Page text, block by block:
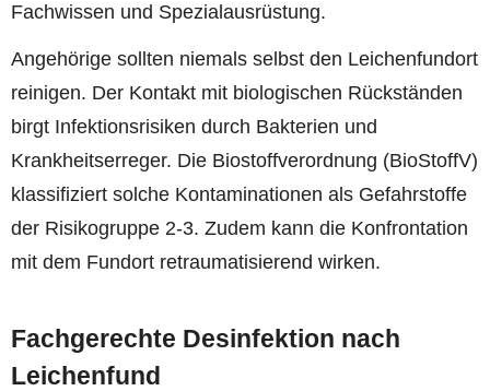
Fachwissen und Spezialausrüstung.
Angehörige sollten niemals selbst den Leichenfundort
reinigen. Der Kontakt mit biologischen Rückständen
birgt Infektionsrisiken durch Bakterien und
Krankheitserreger. Die Biostoffverordnung (BioStoffV)
klassifiziert solche Kontaminationen als Gefahrstoffe
der Risikogruppe 2-3. Zudem kann die Konfrontation
mit dem Fundort retraumatisierend wirken.
Fachgerechte Desinfektion nach
Leichenfund